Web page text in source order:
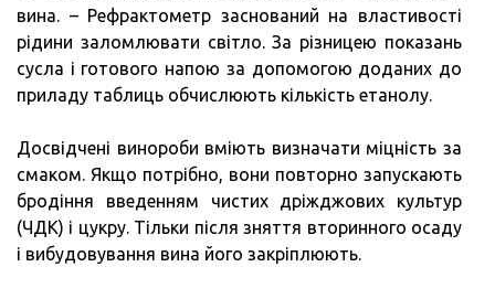
вина. – Рефрактометр заснований на властивості
рідини заломлювати світло. За різницею показань
сусла і готового напою за допомогою доданих до
приладу таблиць обчислюють кількість етанолу.
Досвідчені винороби вміють визначати міцність за
смаком. Якщо потрібно, вони повторно запускають
бродіння введенням чистих дріжджових культур
(ЧДК) і цукру. Тільки після зняття вторинного осаду
і вибудовування вина його закріплюють.